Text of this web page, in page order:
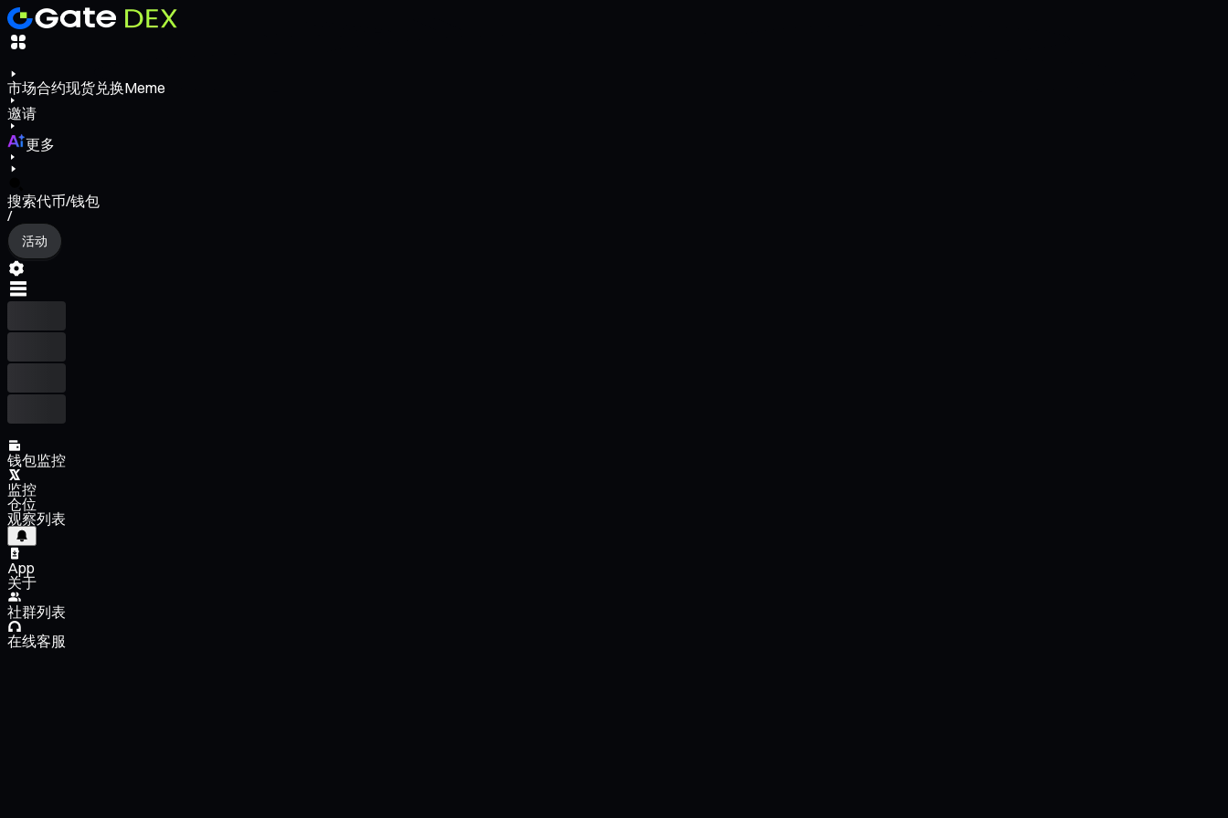
市场合约现货兑换Meme
邀请
更多
搜索代币/钱包
/
活动
钱包监控
监控
仓位
观察列表
App
关于
社群列表
在线客服